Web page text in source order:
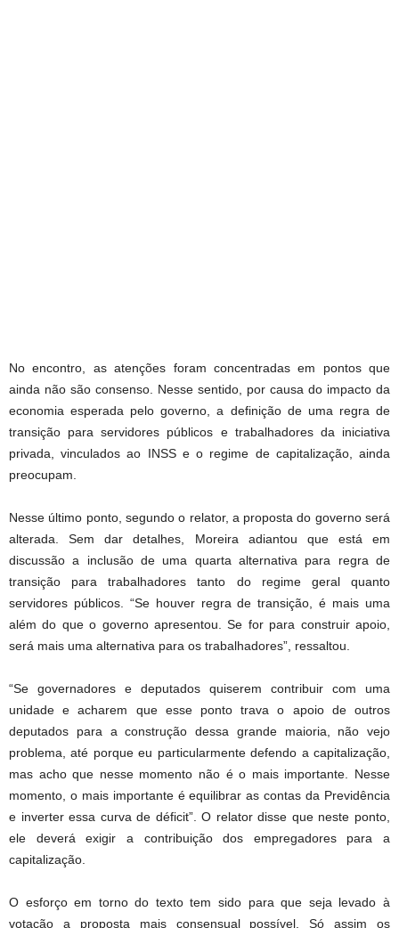
No encontro, as atenções foram concentradas em pontos que
ainda não são consenso. Nesse sentido, por causa do impacto da
economia esperada pelo governo, a definição de uma regra de
transição para servidores públicos e trabalhadores da iniciativa
privada, vinculados ao INSS e o regime de capitalização, ainda
preocupam.
Nesse último ponto, segundo o relator, a proposta do governo será
alterada. Sem dar detalhes, Moreira adiantou que está em
discussão a inclusão de uma quarta alternativa para regra de
transição para trabalhadores tanto do regime geral quanto
servidores públicos. “Se houver regra de transição, é mais uma
além do que o governo apresentou. Se for para construir apoio,
será mais uma alternativa para os trabalhadores”, ressaltou.
“Se governadores e deputados quiserem contribuir com uma
unidade e acharem que esse ponto trava o apoio de outros
deputados para a construção dessa grande maioria, não vejo
problema, até porque eu particularmente defendo a capitalização,
mas acho que nesse momento não é o mais importante. Nesse
momento, o mais importante é equilibrar as contas da Previdência
e inverter essa curva de déficit”. O relator disse que neste ponto,
ele deverá exigir a contribuição dos empregadores para a
capitalização.
O esforço em torno do texto tem sido para que seja levado à
votação a proposta mais consensual possível. Só assim os